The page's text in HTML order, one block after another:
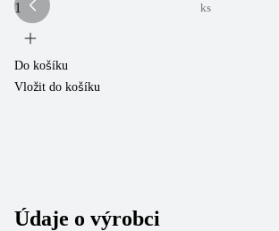
ks
Do košíku
Vložit do košíku
Údaje o výrobci